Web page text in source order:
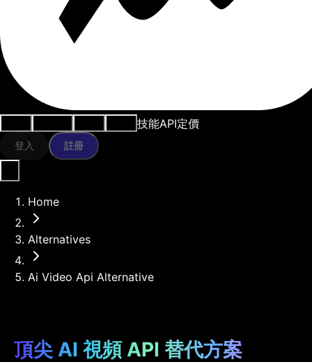
技能API定價
登入 註冊
Home
Alternatives
Ai Video Api Alternative
頂尖 AI 視頻 API 替代方案